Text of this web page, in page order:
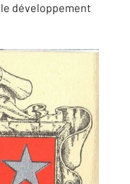
développement